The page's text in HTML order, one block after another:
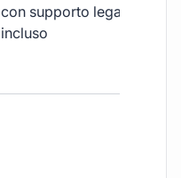
con supporto legale
incluso